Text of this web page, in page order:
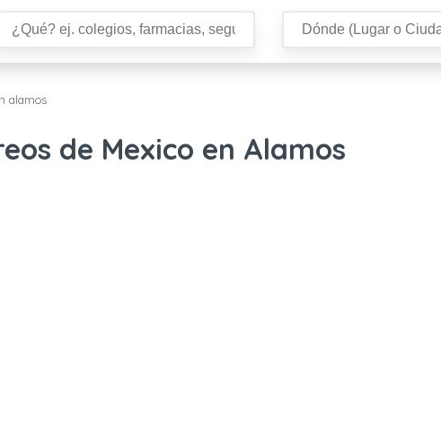
alamos
de Mexico en Alamos